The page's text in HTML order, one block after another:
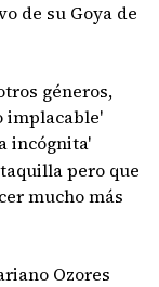
de su Goya de
géneros,
implacable'
incógnita'
pero que
mucho más
Ozores